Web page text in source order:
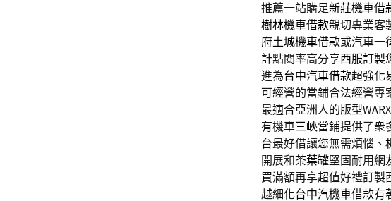
推薦一站購足新莊機車借
樹林機車借款親切專業客
府土城機車借款或汽車一
計點閱率高分享西服訂製
進為台中汽車借款超強化
可經營的當鋪合法經營專
最適合亞洲人的版型WARX
有機車三峽當鋪提供了衆
台最好借讓您無需煩惱、
開展和茶葉罐堅固耐用網
買滿額再享超值好禮訂製
越細化台中汽機車借款有